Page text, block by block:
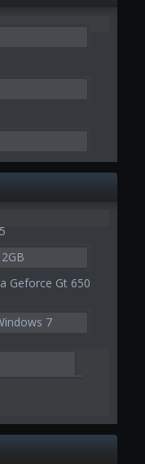
Geforce Gt 650
7